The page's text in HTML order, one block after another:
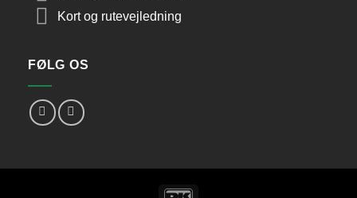
Kort og rutevejledning
FØLG OS